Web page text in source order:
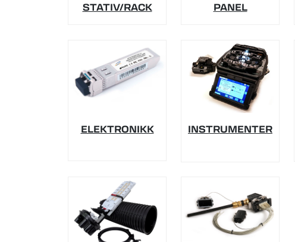
STATIV/RACK PANEL
ELEKTRONIKK INSTRUMENTER